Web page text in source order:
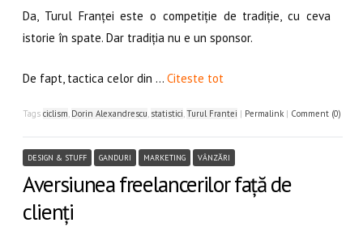
Da, Turul Franței este o competiție de tradiție, cu ceva
istorie în spate. Dar tradiția nu e un sponsor.
De fapt, tactica celor din … Citeste tot
Tags ciclism, Dorin Alexandrescu, statistici,Turul Frantei | Permalink | Comment (0)
DESIGN & STUFF GANDURI MARKETING VÂNZĂRI
Aversiunea freelancerilor față de
clienți